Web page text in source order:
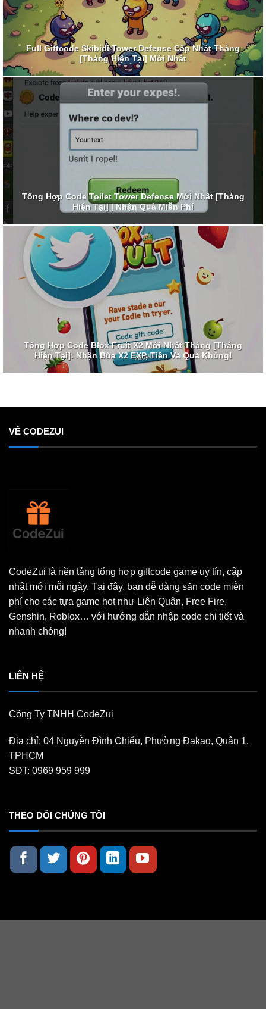
Full Giftcode Skibidi Tower Defense Cập Nhật Tháng
[Tháng Hiện Tại] Mới Nhất
Tổng Hợp Code Toilet Tower Defense Mới Nhất [Tháng
Hiện Tại] | Nhận Quà Miễn Phí
Tổng Hợp Code Blox Fruit X2 Mới Nhất Tháng [Tháng
Hiện Tại]: Nhận Bùa X2 EXP, Tiền Và Quà Khủng!
VỀ CODEZUI
CodeZui là nền tảng tổng hợp giftcode game uy tín, cập
nhật mới mỗi ngày. Tại đây, bạn dễ dàng săn code miễn
phí cho các tựa game hot như Liên Quân, Free Fire,
Genshin, Roblox… với hướng dẫn nhập code chi tiết và
nhanh chóng!
LIÊN HỆ
Công Ty TNHH CodeZui
Địa chỉ: 04 Nguyễn Đình Chiểu, Phường Đakao, Quận 1,
TPHCM
SĐT: 0969 959 999
THEO DÕI CHÚNG TÔI